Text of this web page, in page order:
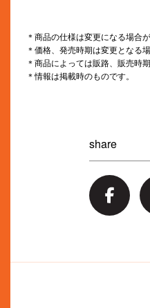
＊商品の仕様は変更になる場合
＊価格、発売時期は変更となる
＊商品によっては販路、販売時
＊情報は掲載時のものです。
share